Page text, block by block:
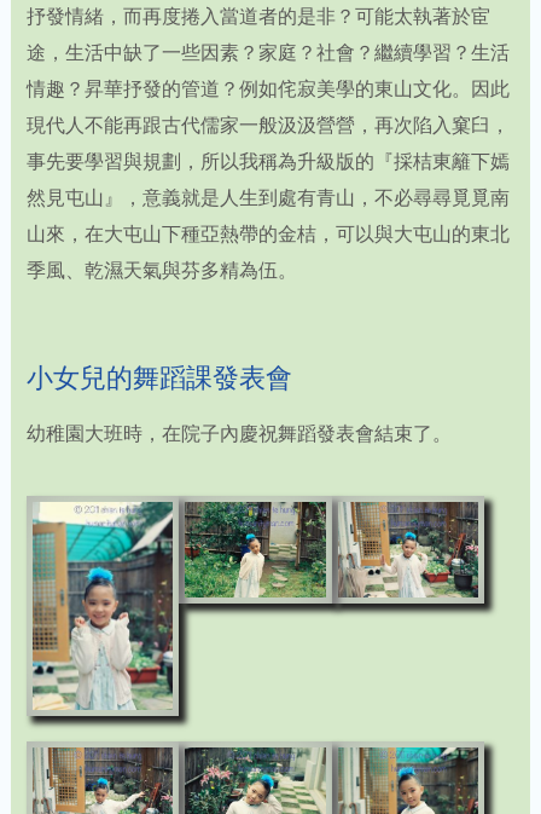
抒發情緒，而再度捲入當道者的是非？可能太執著於宦
途，生活中缺了一些因素？家庭？社會？繼續學習？生活
情趣？昇華抒發的管道？例如侘寂美學的東山文化。因此
現代人不能再跟古代儒家一般汲汲營營，再次陷入窠臼，
事先要學習與規劃，所以我稱為升級版的『採桔東籬下嫣
然見屯山』，意義就是人生到處有青山，不必尋尋覓覓南
山來，在大屯山下種亞熱帶的金桔，可以與大屯山的東北
季風、乾濕天氣與芬多精為伍。
小女兒的舞蹈課發表會
幼稚園大班時，在院子內慶祝舞蹈發表會結束了。